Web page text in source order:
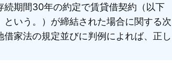
続期間30年の約定で賃貸借契約（以下
いう。）が締結された場合に関する次
家法の規定並びに判例によれば、正し